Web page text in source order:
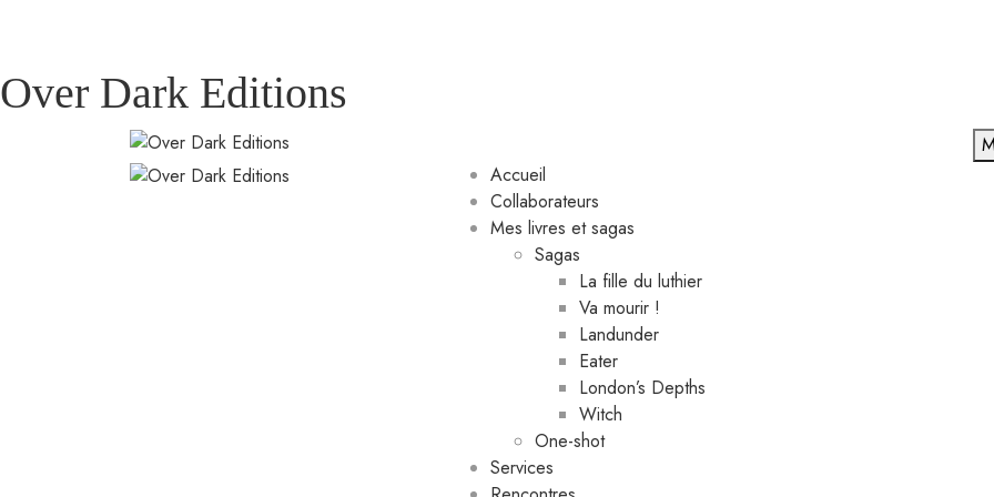
Over Dark Editions
Accueil
Collaborateurs
Mes livres et sagas
Sagas
La fille du luthier
Va mourir !
Landunder
Eater
London’s Depths
Witch
One-shot
Services